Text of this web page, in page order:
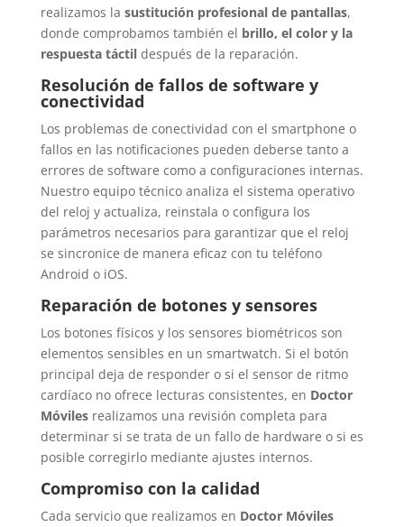
realizamos la sustitución profesional de pantallas,
donde comprobamos también el brillo, el color y la
respuesta táctildespués de la reparación.
Resolución de fallos de software y
conectividad
Los problemas de conectividad con el smartphone o
fallos en las notificaciones pueden deberse tanto a
errores de software como a configuraciones internas.
Nuestro equipo técnico analiza el sistema operativo
del reloj y actualiza, reinstala o configura los
parámetros necesarios para garantizar que el reloj
se sincronice de manera eficaz con tu teléfono
Android o iOS.
Reparación de botones y sensores
Los botones físicos y los sensores biométricos son
elementos sensibles en un smartwatch. Si el botón
principal deja de responder o si el sensor de ritmo
cardíaco no ofrece lecturas consistentes, en Doctor
Móvilesrealizamos una revisión completa para
determinar si se trata de un fallo de hardware o si es
posible corregirlo mediante ajustes internos.
Compromiso con la calidad
Cada servicio que realizamos en Doctor Móviles